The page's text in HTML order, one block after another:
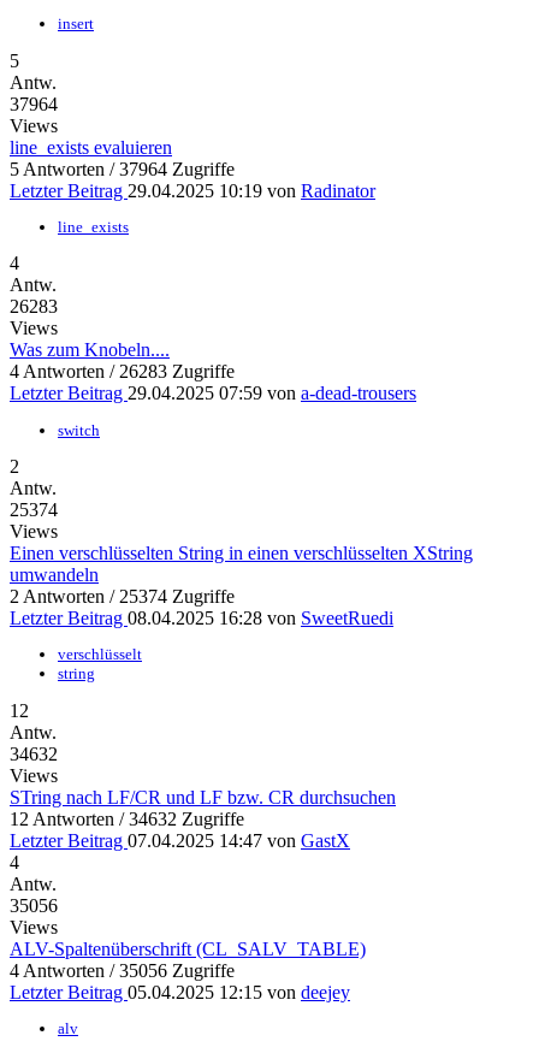
insert
5
Antw.
37964
Views
line_exists evaluieren
5 Antworten / 37964 Zugriffe
Letzter Beitrag 29.04.2025 10:19 von Radinator
line_exists
4
Antw.
26283
Views
Was zum Knobeln....
4 Antworten / 26283 Zugriffe
Letzter Beitrag 29.04.2025 07:59 von a-dead-trousers
switch
2
Antw.
25374
Views
Einen verschlüsselten String in einen verschlüsselten XString
umwandeln
2 Antworten / 25374 Zugriffe
Letzter Beitrag 08.04.2025 16:28 von SweetRuedi
verschlüsselt
string
12
Antw.
34632
Views
STring nach LF/CR und LF bzw. CR durchsuchen
12 Antworten / 34632 Zugriffe
Letzter Beitrag 07.04.2025 14:47 von GastX
4
Antw.
35056
Views
ALV-Spaltenüberschrift (CL_SALV_TABLE)
4 Antworten / 35056 Zugriffe
Letzter Beitrag 05.04.2025 12:15 von deejey
alv